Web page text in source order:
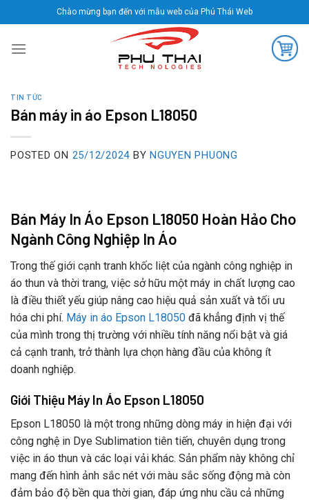
to
content
Chào mừng bạn đến với mẫu web của Phú Thái Web
TIN TỨC
Bán máy in áo Epson L18050
POSTED ON 25/12/2024 BY NGUYEN PHUONG
Bán Máy In Áo Epson L18050 Hoàn Hảo Cho
Ngành Công Nghiệp In Áo
Trong thế giới cạnh tranh khốc liệt của ngành công nghiệp in
áo thun và thời trang, việc sở hữu một máy in chất lượng cao
là điều thiết yếu giúp nâng cao hiệu quả sản xuất và tối ưu
hóa chi phí. Máy in áo Epson L18050 đã khẳng định vị thế
của mình trong thị trường với nhiều tính năng nổi bật và giá
cả cạnh tranh, trở thành lựa chọn hàng đầu của không ít
doanh nghiệp.
Giới Thiệu Máy In Áo Epson L18050
Epson L18050 là một trong những dòng máy in hiện đại với
công nghệ in Dye Sublimation tiên tiến, chuyên dụng trong
việc in áo thun và các loại vải khác. Sản phẩm này không chỉ
mang đến hình ảnh sắc nét với màu sắc sống động mà còn
đảm bảo độ bền qua thời gian, đáp ứng nhu cầu cả những